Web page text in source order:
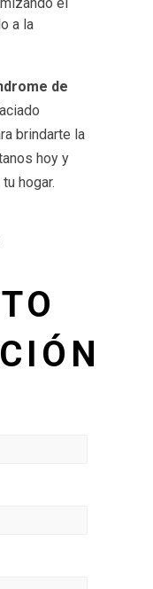
a la
de
brindarte la
hoy y
hogar.